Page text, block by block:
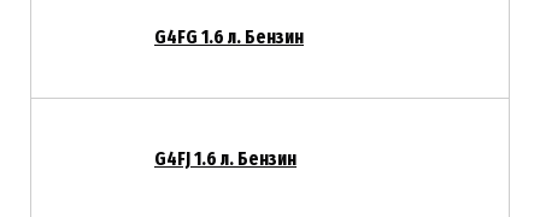
G4FG 1.6 л. Бензин
G4FJ 1.6 л. Бензин